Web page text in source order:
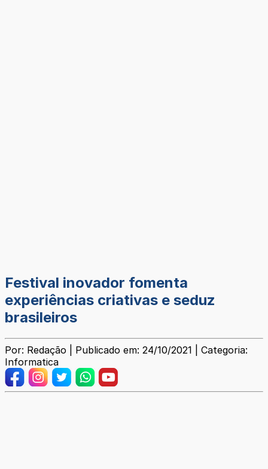
Festival inovador fomenta
experiências criativas e seduz
brasileiros
Por: Redação | Publicado em: 24/10/2021 | Categoria:
Informatica